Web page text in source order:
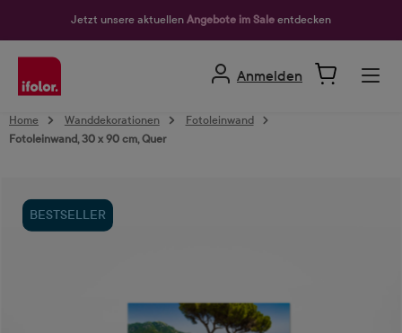
Jetzt unsere aktuellen Angebote im Sale entdecken
Anmelden
Home Wanddekorationen
Fotoleinwand
Fotoleinwand, 30 x 90 cm, Quer
BESTSELLER